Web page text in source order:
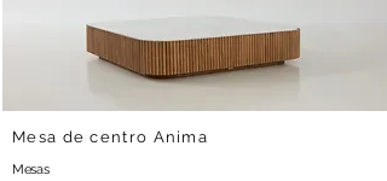
Mesa de centro Anima
Mesas